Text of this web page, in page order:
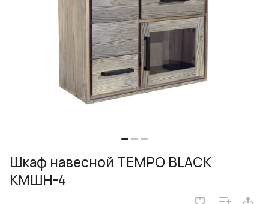
Шкаф навесной TEMPO BLACK
КМШН-4